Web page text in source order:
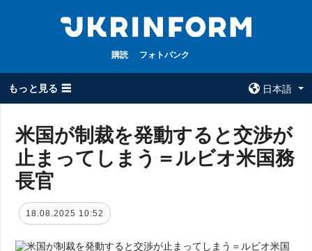
購読 フォトバンク
もっと見る ☰
日本語
全てのトピック
戦争
政治
経済・復興
ウクルインフォ
米国が制裁を発動すると交渉が
止まってしまう＝ルビオ米国務
長官
18.08.2025 10:52